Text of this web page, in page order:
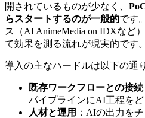
開されているものが少なく、
らスタートするのが一般的です
ス（AI AnimeMedia on IDXなど
て効果を測る流れが現実的です。
導入の主なハードルは以下の通
既存ワークフローとの接続
パイプラインにAI工程をど
人材と運用 ：AIの出力を